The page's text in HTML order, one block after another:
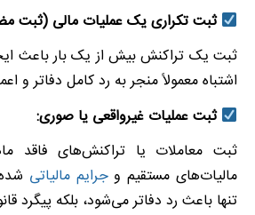
ثبت تکراری یک عملیات مالی (ثبت
ثبت یک تراکنش بیش از یک بار باعث
اشتباه معمولاً منجر به رد کامل دفاتر و
ثبت عملیات غیرواقعی یا صوری:
مالیات‌های مستقیم وجرایم مالیاتی
تنها باعث رد دفاتر می‌شود، بلکه پیگرد